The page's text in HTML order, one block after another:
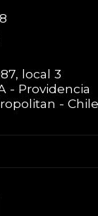
local 3
- Providencia
- Chile